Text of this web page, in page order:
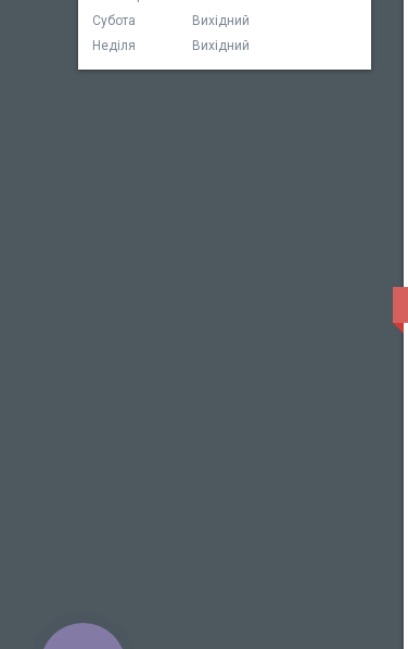
Субота
Вихідний
Неділя
Вихідний